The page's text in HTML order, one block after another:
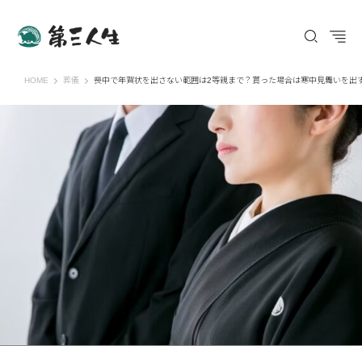
HOME 第三人生 〜寄り道の歩き方〜
葬儀 喪中で年賀状を出さない範囲は2等親まで？貰った場合は寒中見舞いを出